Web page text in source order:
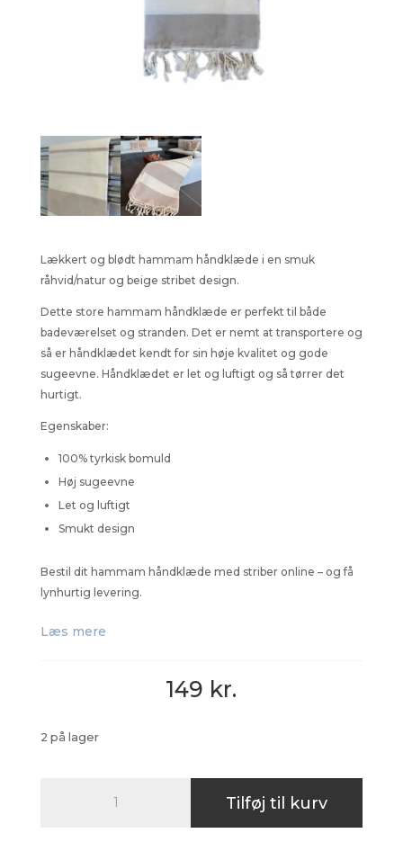
Lækkert og blødt hammam håndklæde i en smuk
råhvid/natur og beige stribet design.
Dette store hammam håndklæde er perfekt til både
badeværelset og stranden. Det er nemt at transportere og
så er håndklædet kendt for sin høje kvalitet og gode
sugeevne. Håndklædet er let og luftigt og så tørrer det
hurtigt.
Egenskaber:
100% tyrkisk bomuld
Høj sugeevne
Let og luftigt
Smukt design
Bestil dit hammam håndklæde med striber online – og få
lynhurtig levering.
Læs mere
149 kr.
2 på lager
Tilføj til kurv